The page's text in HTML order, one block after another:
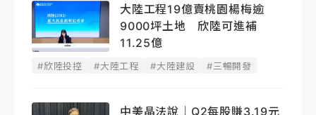
大陸工程19億賣桃園楊梅逾
9000坪土地 欣陸可進補
11.25億
#欣陸投控 #大陸工程 #大陸建設 #三暢開發
中美晶法說｜Q2每股賺3.19元